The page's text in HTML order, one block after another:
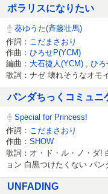
ポラリスになりたい
葵ゆうた(斉藤壮馬)
作詞： こだまさおり
作曲： ひろせP(YCM)
編曲： 大石捷人(YCM) ひろ
歌詞：ナゼ 壊れそうなオモ
パンダちっくコミュニ
Special for Princess!
作詞： こだまさおり
作曲： SHOW
歌詞：オ・ド・ル・ノ・ダ!
ョン 白黒つけたくない パン
UNFADING